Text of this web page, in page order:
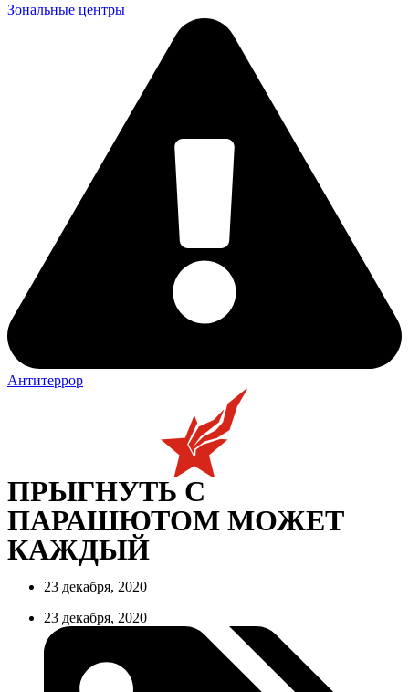
Зональные центры
Антитеррор
ПРЫГНУТЬ С
ПАРАШЮТОМ МОЖЕТ
КАЖДЫЙ
23 декабря, 2020
23 декабря, 2020